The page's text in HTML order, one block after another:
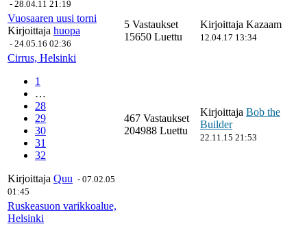
- 28.04.11 21:19
Vuosaaren uusi torni
Kirjoittaja huopa
- 24.05.16 02:36
5 Vastaukset
15650 Luettu
Kirjoittaja Kazaam
12.04.17 13:34
Cirrus, Helsinki
1
…
28
29
30
31
32
Kirjoittaja Quu - 07.02.05
01:45
467 Vastaukset
204988 Luettu
Kirjoittaja Bob the
Builder
22.11.15 21:53
Ruskeasuon varikkoalue,
Helsinki